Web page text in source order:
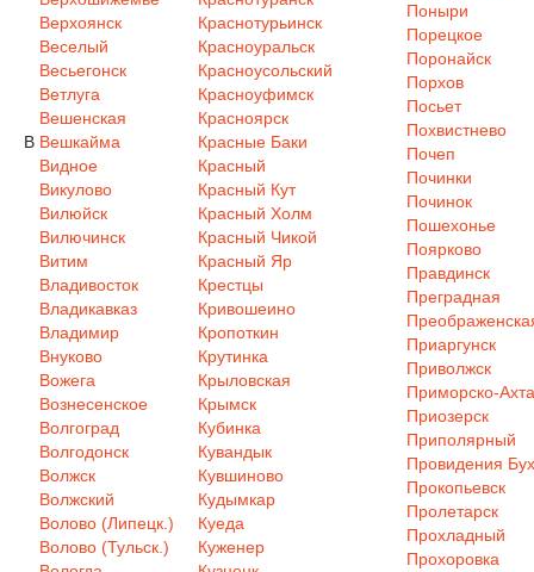
В
Верхоянск
Веселый
Весьегонск
Ветлуга
Вешенская
Вешкайма
Видное
Викулово
Вилюйск
Вилючинск
Витим
Владивосток
Владикавказ
Владимир
Внуково
Вожега
Вознесенское
Волгоград
Волгодонск
Волжск
Волжский
Волово (Липецк.)
Волово (Тульск.)
Краснотурьинск
Красноуральск
Красноусольский
Красноуфимск
Красноярск
Красные Баки
Красный
Красный Кут
Красный Холм
Красный Чикой
Красный Яр
Крестцы
Кривошеино
Кропоткин
Крутинка
Крыловская
Крымск
Кубинка
Кувандык
Кувшиново
Кудымкар
Куеда
Куженер
Поныри
Порецкое
Поронайск
Порхов
Посьет
Похвистнево
Почеп
Починки
Починок
Пошехонье
Поярково
Правдинск
Преградная
Приаргунск
Приволжск
Приморско-
Приозерск
Приполярный
Провидения
Прокопьевск
Пролетарск
Прохладный
Прохоровка